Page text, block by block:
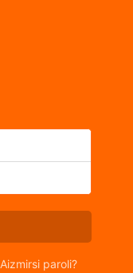
Aizmirsi paroli?